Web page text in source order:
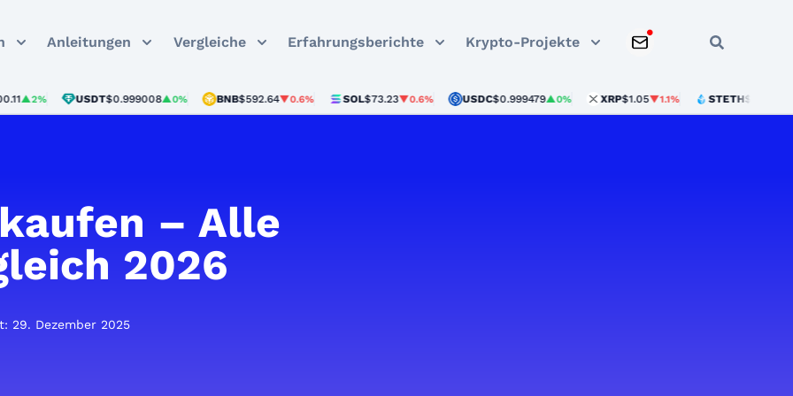
Anleitungen Vergleiche Erfahrungsberichte Krypto-Projekte
USDT$0.999008▲0% BNB$592.64▼0.6% SOL$73.23▼0.6% USDC$0.999479▲0% XRP$1.05▼1.1% STETH$1,899.77
– Alle
2026
29. Dezember 2025